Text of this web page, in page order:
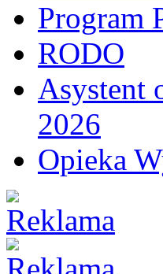
Program
RODO
Asystent
2026
Opieka